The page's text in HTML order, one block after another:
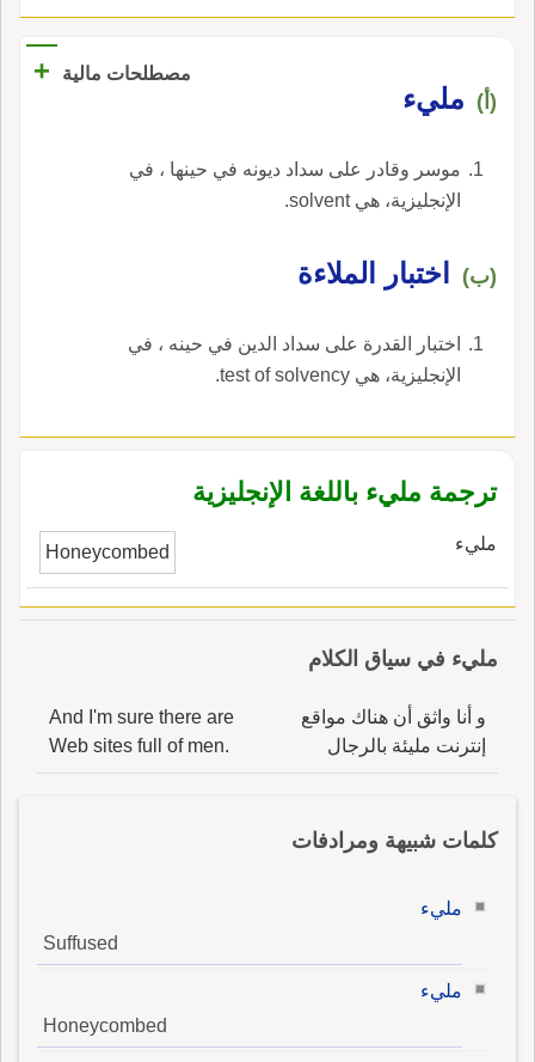
مصطلحات مالية +
(أ) مليء
موسر وقادر على سداد ديونه في حينها ، في
الإنجليزية، هي solvent.
(ب) اختبار الملاءة
اختبار القدرة على سداد الدين في حينه ، في
الإنجليزية، هي test of solvency.
ترجمة مليء باللغة الإنجليزية
مليء Honeycombed
مليء في سياق الكلام
و أنا واثق أن هناك مواقع
إنترنت مليئة بالرجال
And I'm sure there are
Web sites full of men.
كلمات شبيهة ومرادفات
مليء
Suffused
مليء
Honeycombed